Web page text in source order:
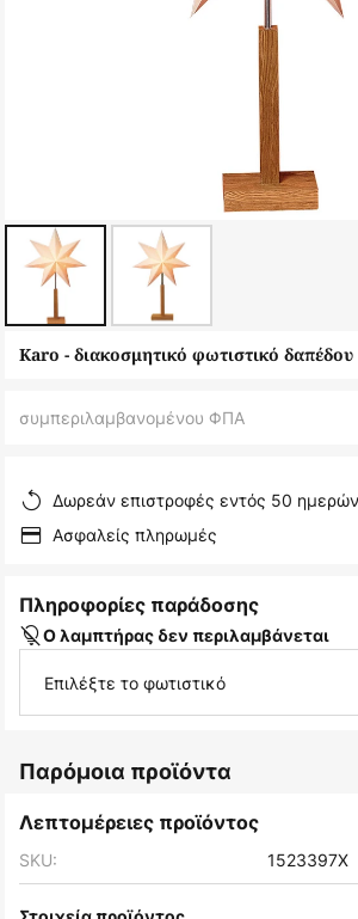
Μετάβαση
εικόνων
Karo - διακοσμητικό φωτιστικό δαπέδου
συμπεριλαμβανομένου ΦΠΑ
Δωρεάν επιστροφές εντός 50 ημερών
Ασφαλείς πληρωμές
Πληροφορίες παράδοσης
Ο λαμπτήρας δεν περιλαμβάνεται
Επιλέξτε το φωτιστικό
Παρόμοια προϊόντα
Λεπτομέρειες προϊόντος
SKU: 1523397X